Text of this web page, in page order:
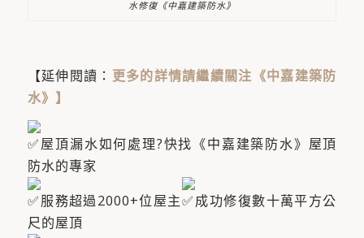
水修復《中嘉建築防水》
【延伸閱讀： 更多的詳情請繼續關注《中嘉建築防
水》 】
屋頂漏水如何處理?快找《中嘉建築防水》屋頂
防水的專家
服務超過2000+位屋主​
成功修復數十萬平方公
尺的屋頂